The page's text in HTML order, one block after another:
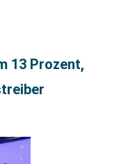
13 Prozent,